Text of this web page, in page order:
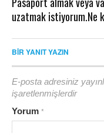
uzatmak istiyorum.Ne
BIR YANIT YAZIN
E-posta adresiniz
işaretlenmişlerdir
Yorum *